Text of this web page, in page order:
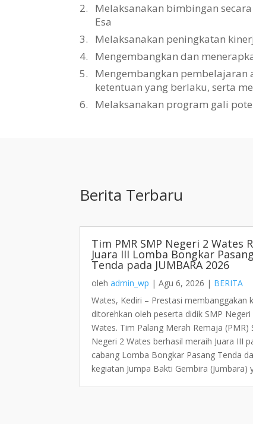
2.
Melaksanakan bimbingan
Esa
3.
Melaksanakan peningkatan
4.
Mengembangkan dan
5.
Mengembangkan
ketentuan yang berlaku, serta
6.
Melaksanakan program gali
Berita Terbaru
Tim PMR SMP Negeri 2 Wates
Juara III Lomba Bongkar Pasang
Tenda pada JUMBARA 2026
olehadmin_wp |Agu 6, 2026 | BERITA
Wates, Kediri – Prestasi membanggakan
ditorehkan oleh peserta didik SMP Negeri
Wates. Tim Palang Merah Remaja (PMR)
Negeri 2 Wates berhasil meraih Juara III
cabang Lomba Bongkar Pasang Tenda
kegiatan Jumpa Bakti Gembira (Jumbara)